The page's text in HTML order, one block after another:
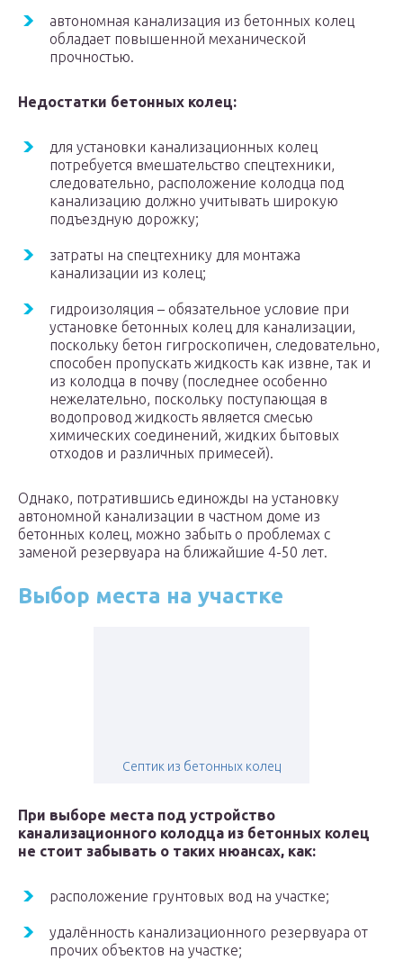
автономная канализация из бетонных колец
обладает повышенной механической
прочностью.
Недостатки бетонных колец:
для установки канализационных колец
потребуется вмешательство спецтехники,
следовательно, расположение колодца под
канализацию должно учитывать широкую
подъездную дорожку;
затраты на спецтехнику для монтажа
канализации из колец;
гидроизоляция – обязательное условие при
установке бетонных колец для канализации,
поскольку бетон гигроскопичен, следовательно,
способен пропускать жидкость как извне, так и
из колодца в почву (последнее особенно
нежелательно, поскольку поступающая в
водопровод жидкость является смесью
химических соединений, жидких бытовых
отходов и различных примесей).
Однако, потратившись единожды на установку
автономной канализации в частном доме из
бетонных колец, можно забыть о проблемах с
заменой резервуара на ближайшие 4-50 лет.
Выбор места на участке
Септик из бетонных колец
При выборе места под устройство
канализационного колодца из бетонных колец
не стоит забывать о таких нюансах, как:
расположение грунтовых вод на участке;
удалённость канализационного резервуара от
прочих объектов на участке;